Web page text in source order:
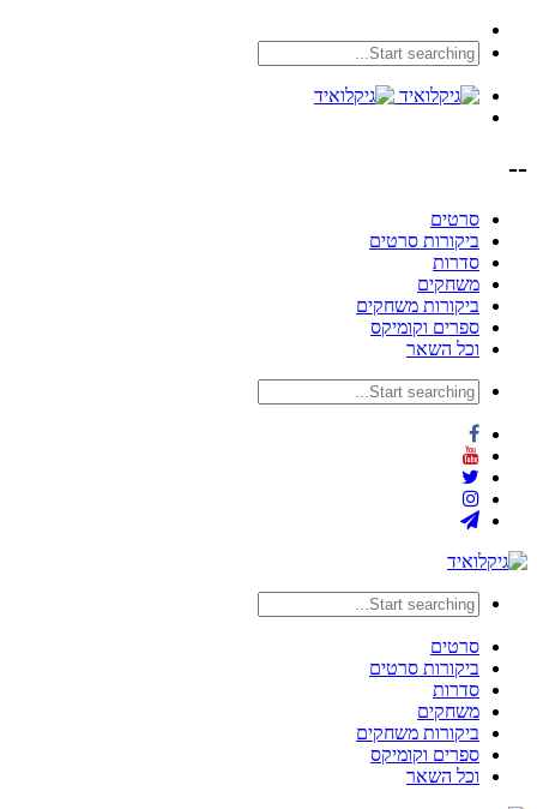
--
סרטים
ביקורות סרטים
סדרות
משחקים
ביקורות משחקים
ספרים וקומיקס
וכל השאר
סרטים
ביקורות סרטים
סדרות
משחקים
ביקורות משחקים
ספרים וקומיקס
וכל השאר